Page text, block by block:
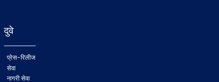
दुवे
प्रेस-रिलीज
सेवा
नागरी सेवा